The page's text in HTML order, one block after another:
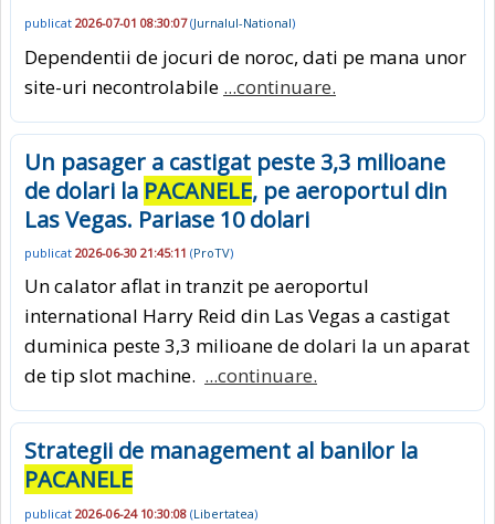
publicat 2026-07-01 08:30:07(Jurnalul-National)
Dependentii de jocuri de noroc, dati pe mana unor
site-uri necontrolabile ...continuare.
Un pasager a castigat peste 3,3 milioane
de dolari la PACANELE, pe aeroportul din
Las Vegas. Pariase 10 dolari
publicat 2026-06-30 21:45:11 (ProTV)
Un calator aflat in tranzit pe aeroportul
international Harry Reid din Las Vegas a castigat
duminica peste 3,3 milioane de dolari la un aparat
de tip slot machine. ...continuare.
Strategii de management al banilor la
PACANELE
publicat 2026-06-24 10:30:08 (Libertatea)